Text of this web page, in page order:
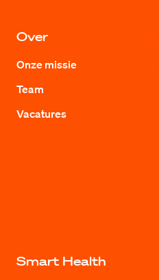
Over
Onze missie
Team
Vacatures
Smart Health